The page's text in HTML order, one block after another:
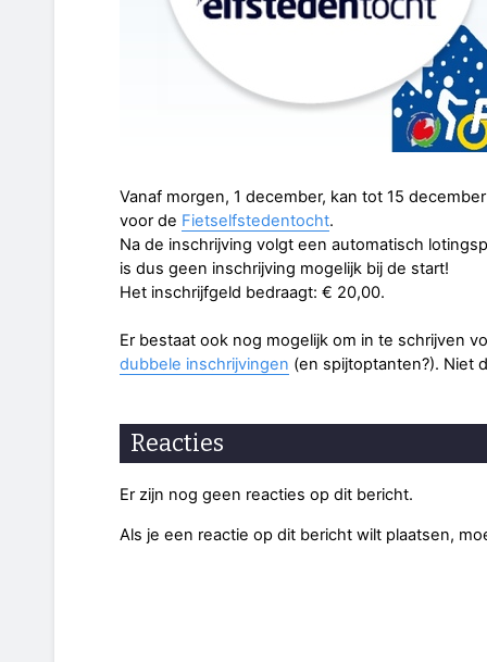
Vanaf morgen, 1 december, kan tot 15
voor de Fietselfstedentocht.
Na de inschrijving volgt een automatisch
is dus geen inschrijving mogelijk bij de start!
Het inschrijfgeld bedraagt: € 20,00.
Er bestaat ook nog mogelijk om in te schrijven
dubbele inschrijvingen (en spijtoptanten?). Niet
Reacties
Er zijn nog geen reacties op dit bericht.
Als je een reactie op dit bericht wilt plaatsen,